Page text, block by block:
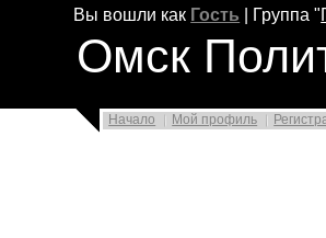
Вы вошли как Гость Группа "
Омск
Начало Мой профиль